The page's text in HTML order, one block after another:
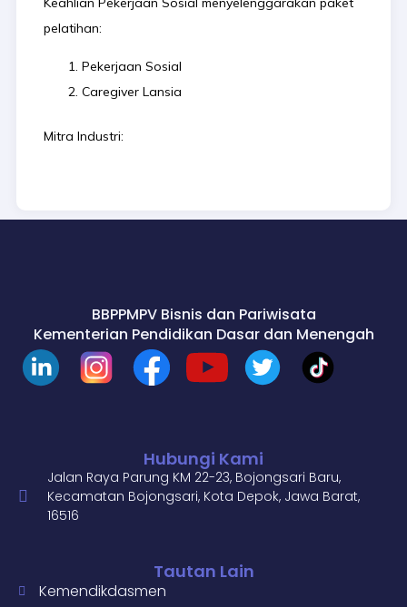
pelatihan:
Pekerjaan Sosial
Caregiver Lansia
Mitra Industri:
BBPPMPV Bisnis dan Pariwisata
Kementerian Pendidikan Dasar dan Menengah
Hubungi Kami
Jalan Raya Parung KM 22-23, Bojongsari Baru,
Kecamatan Bojongsari, Kota Depok, Jawa Barat,
16516
Tautan Lain
Kemendikdasmen